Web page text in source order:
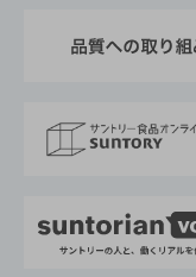
採用情報